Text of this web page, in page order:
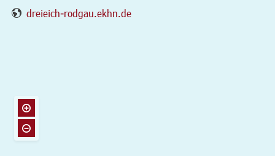
dreieich-rodgau.ekhn.de